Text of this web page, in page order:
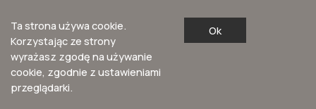
Ta strona używa cookie.
Korzystając ze strony
wyrażasz zgodę na używanie
cookie, zgodnie z ustawieniami
przeglądarki.
Ok